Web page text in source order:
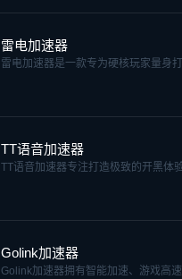
雷电加速器
雷电加速器是一款专为硬核玩家量身
TT语音加速器
TT语音加速器专注打造极致的开黑体
Golink加速器
Golink加速器拥有智能加速、游戏高